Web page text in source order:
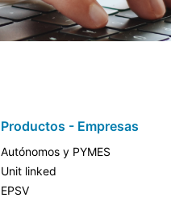
Productos - Empresas
Autónomos y PYMES
Unit linked
EPSV